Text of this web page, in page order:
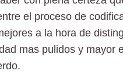
el proceso de
a la hora de
mas pulidos y mayor